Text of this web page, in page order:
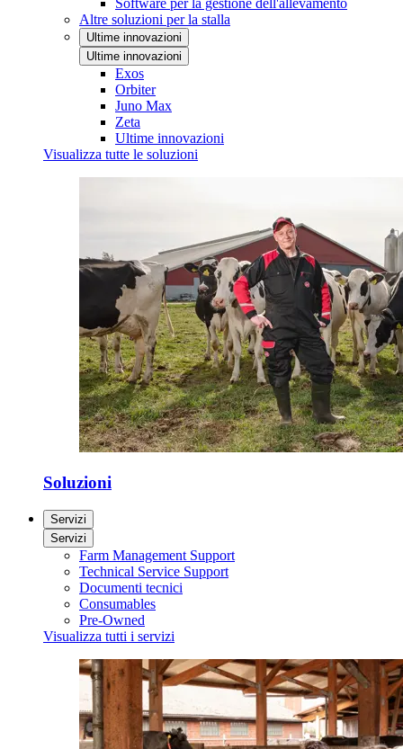
Software per la gestione dell'allevamento
Altre soluzioni per la stalla
Ultime innovazioni
Ultime innovazioni
Exos
Orbiter
Juno Max
Zeta
Ultime innovazioni
Visualizza tutte le soluzioni
Soluzioni
Servizi
Servizi
Farm Management Support
Technical Service Support
Documenti tecnici
Consumables
Pre-Owned
Visualizza tutti i servizi